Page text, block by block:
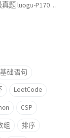
【GESP】C++六级真题 luogu-P17013, [GESP202606 六级] 满二叉树
基础语句
LeetCode
CSP
组 排序